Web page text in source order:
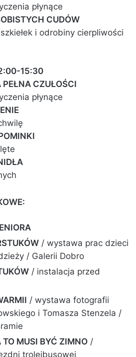
płynące
CUDÓW
i odrobiny cierpliwości
15:30
CZUŁOŚCI
płynące
/ wystawa prac dzieci
/ Galerii Dobro
/ instalacja przed
/ wystawa fotografii
i Tomasza Stenzela /
MUSI BYĆ ZIMNO /
trolejbusowej